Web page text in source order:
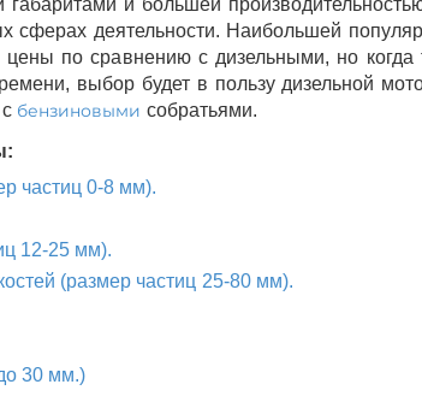
деятельности. Наибольшей
по сравнению с дизельными, но когда
выбор будет в пользу дизельной
бензиновыми собратьями.
частиц 0-8 мм).
12-25 мм).
(размер частиц 25-80 мм).
30 мм.)